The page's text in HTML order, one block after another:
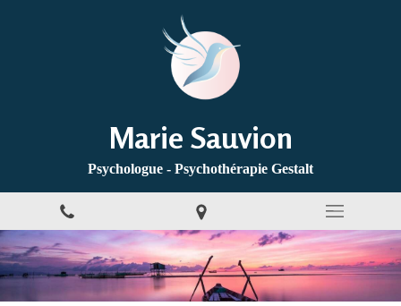
Marie Sauvion
Psychologue - Psychothérapie Gestalt